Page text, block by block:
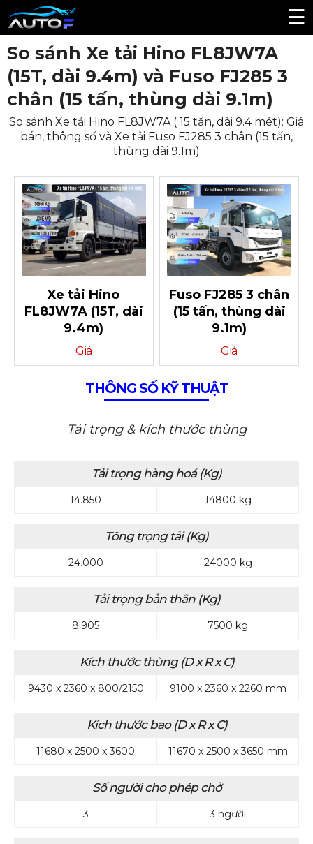
☰
So sánh Xe tải Hino FL8JW7A
(15T, dài 9.4m) và Fuso FJ285 3
chân (15 tấn, thùng dài 9.1m)
So sánh Xe tải Hino FL8JW7A ( 15 tấn, dài 9.4 mét): Giá
bán, thông số và Xe tải Fuso FJ285 3 chân (15 tấn,
thùng dài 9.1m)
Xe tải Hino
FL8JW7A (15T, dài
9.4m)
Giá
Fuso FJ285 3 chân
(15 tấn, thùng dài
9.1m)
Giá
THÔNG SỐ KỸ THUẬT
Tải trọng & kích thước thùng
Tải trọng hàng hoá (Kg)
14.850 14800 kg
Tổng trọng tải (Kg)
24.000 24000 kg
Tải trọng bản thân (Kg)
8.905 7500 kg
Kích thước thùng (D x R x C)
9430 x 2360 x 800/2150 9100 x 2360 x 2260 mm
Kích thước bao (D x R x C)
11680 x 2500 x 3600 11670 x 2500 x 3650 mm
Số người cho phép chở
3 3 người